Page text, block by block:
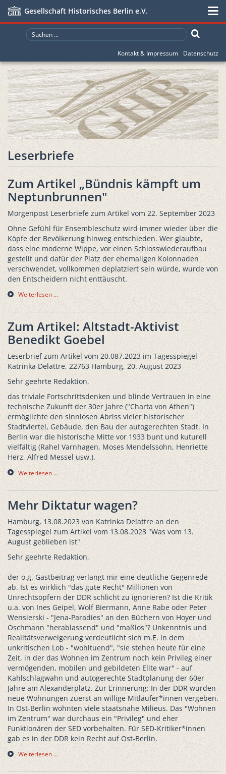
Gesellschaft Historisches Berlin e.V.
Kontakt & Impressum Datenschutz
Leserbriefe
Zum Artikel „Bündnis kämpft um
Neptunbrunnen"
Morgenpost Leserbriefe zum Artikel vom 22. September 2023
Ohne Gefühl für Ensembleschutz wird immer wieder über die
Köpfe der Bevölkerung hinweg entschieden. Wer glaubte,
dass eine moderne Wippe, vor einen Schlosswiederaufbau
gestellt und dafür der Platz der ehemaligen Kolonnaden
verschwendet, vollkommen deplatziert sein würde, wurde von
den Entscheidern nicht enttäuscht.
Weiterlesen …
Zum Artikel: Altstadt-Aktivist
Benedikt Goebel
Leserbrief zum Artikel vom 20.087.2023 im Tagesspiegel
Katrinka Delattre, 22763 Hamburg, 20. August 2023
Sehr geehrte Redaktion,
das triviale Fortschrittsdenken und blinde Vertrauen in eine
technische Zukunft der 30er Jahre ("Charta von Athen")
ermöglichte den sinnlosen Abriss vieler historischer
Stadtviertel, Gebäude, den Bau der autogerechten Stadt. In
Berlin war die historische Mitte vor 1933 bunt und kuturell
vielfältig (Rahel Varnhagen, Moses Mendelssohn, Henriette
Herz, Alfred Messel usw.).
Weiterlesen …
Mehr Diktatur wagen?
Hamburg, 13.08.2023 von Katrinka Delattre an den
Tagesspiegel zum Artikel vom 13.08.2023 "Was vom 13.
August geblieben ist"
Sehr geehrte Redaktion,
der o.g. Gastbeitrag verlangt mir eine deutliche Gegenrede
ab. Ist es wirklich "das gute Recht" Millionen von
Unrechtsopfern der DDR schlicht zu ignorieren? Ist die Kritik
u.a. von Ines Geipel, Wolf Biermann, Anne Rabe oder Peter
Wensierski - "Jena-Paradies" an den Büchern von Hoyer und
Oschmann "herablassend" und "maßlos"? Unkenntnis und
Realitätsverweigerung verdeutlicht sich m.E. in dem
unkritischen Lob - "wohltuend", "sie stehen heute für eine
Zeit, in der das Wohnen im Zentrum noch kein Privileg einer
vermögenden, mobilen und gebildeten Elite war" - auf
Kahlschlagwahn und autogerechte Stadtplanung der 60er
Jahre am Alexanderplatz. Zur Erinnerung: In der DDR wurden
neue Wohnungen zuerst an willige Mitläufer*innen vergeben.
In Ost-Berlin wohnten viele staatsnahe Milieus. Das "Wohnen
im Zentrum" war durchaus ein "Privileg" und eher
Funktionären der SED vorbehalten. Für SED-Kritiker*innen
gab es in der DDR kein Recht auf Ost-Berlin.
Weiterlesen …